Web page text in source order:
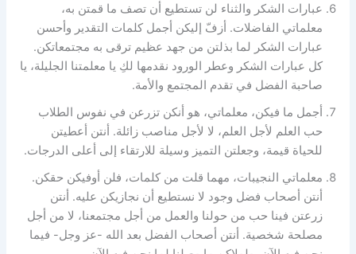
عبارات الشكر والثناء لن تستطيع أن تصف ما قمتن به،
معلماتي الفاضلات. أزفّ إليكن أجمل كلمات التقدير وأحسن
عبارات الشكر لما بذلتن من جهد عظيم ترقى به مجتمعاتكن.
كل عبارات الشكر وعطر الورود نقدمها لكِ يا معلمتنا الجليلة، يا
صاحبة الفضل في تقدم المجتمع والأمة.
أجمل ما فيكن، معلماتي، هو أنكن تزرعن في نفوس الطلاب
حب العلم لأجل العلم، لا لأجل مناصب زائلة. أنتن أعطيتن
للحياة قيمة، وجعلتن التميز وسيلة للارتقاء إلى أعلى الدرجات.
معلماتي النجيبات، مهما قلت من كلمات، فلن أوفيكن حقكن.
أنتن أصحاب فضل وجود لا نستطيع أن نجازيكن عليه. أنتن
زرعتن فينا حب من حولنا والعمل من أجل مجتمعنا، لا من أجل
مصلحة شخصية. أنتن أصحاب الفضل بعد الله -عز وجل- فيما